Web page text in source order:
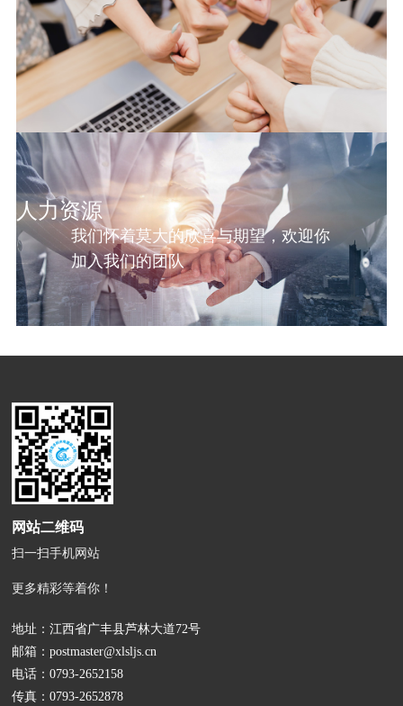
人力资源
我们怀着莫大的欣喜与期望，欢迎你
加入我们的团队
网站二维码
扫一扫手机网站
更多精彩等着你！
地址：江西省广丰县芦林大道72号
邮箱：postmaster@xlsljs.cn
电话：0793-2652158
传真：0793-2652878